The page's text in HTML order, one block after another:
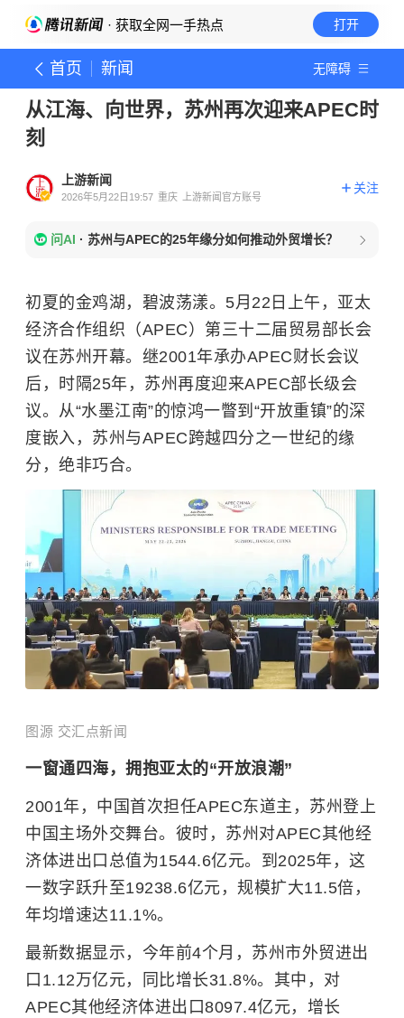
· 获取全网一手热点 打开
首页 新闻 无障碍
从江海、向世界，苏州再次迎来APEC时
刻
上游新闻
2026年5月22日19:57 重庆 上游新闻官方账号
关注
问AI · 苏州与APEC的25年缘分如何推动外贸增长？
初夏的金鸡湖，碧波荡漾。5月22日上午，亚太
经济合作组织（APEC）第三十二届贸易部长会
议在苏州开幕。继2001年承办APEC财长会议
后，时隔25年，苏州再度迎来APEC部长级会
议。从“水墨江南”的惊鸿一瞥到“开放重镇”的深
度嵌入，苏州与APEC跨越四分之一世纪的缘
分，绝非巧合。
图源 交汇点新闻
一窗通四海，拥抱亚太的“开放浪潮”
2001年，中国首次担任APEC东道主，苏州登上
中国主场外交舞台。彼时，苏州对APEC其他经
济体进出口总值为1544.6亿元。到2025年，这
一数字跃升至19238.6亿元，规模扩大11.5倍，
年均增速达11.1%。
最新数据显示，今年前4个月，苏州市外贸进出
口1.12万亿元，同比增长31.8%。其中，对
APEC其他经济体进出口8097.4亿元，增长